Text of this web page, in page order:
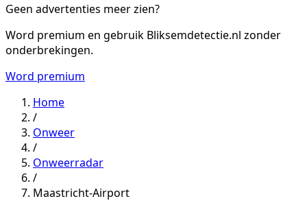
Geen advertenties meer zien?
Word premium en gebruik Bliksemdetectie.nl zonder
onderbrekingen.
Word premium
Home
/
Onweer
/
Onweerradar
/
Maastricht-Airport